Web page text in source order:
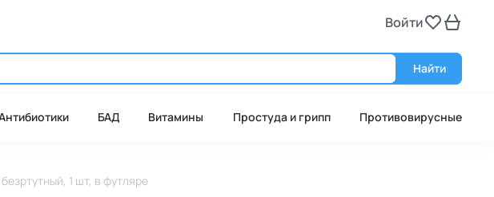
Войти
Найти
БАД Витамины Простуда и грипп Противовирусные
1 шт, в футляре